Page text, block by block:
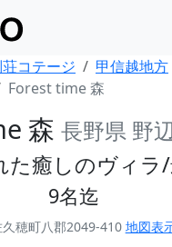
コテージ 甲信越地方
Forest time 森
森 長野県 野
た癒しのヴィラ
9名迄
穂町八郡2049-410 地図表